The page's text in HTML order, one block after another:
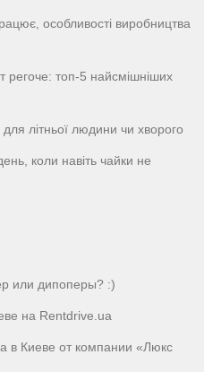
особливості виробництва
регоче: топ-5 найсмішніших
літньої людини чи хворого
коли навіть чайки не
или дипоперы? :)
на Rentdrive.ua
в Киеве от компании «Люкс